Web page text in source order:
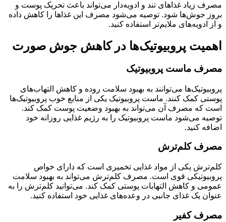
مصرف زیاد غذاهای تند و ادویه‌دار می‌تواند باعث تحریک پوست و
بروز جوش‌ها شود. توصیه می‌شود مصرف این غذاها را کاهش داده
و از ادویه‌های ملایم‌تر استفاده کنید.
اهمیت پروبیوتیک‌ها در کاهش جوش صورت
مصرف ماست پروبیوتیک
پروبیوتیک‌ها می‌توانند به بهبود سلامت روده و کاهش التهاب‌های
پوستی کمک کنند. ماست پروبیوتیک یکی از منابع خوب پروبیوتیک‌ها
است که مصرف آن می‌تواند به بهبود وضعیت پوست کمک کند.
توصیه می‌شود ماست پروبیوتیک را به رژیم غذایی روزانه خود
اضافه کنید.
مصرف کلم‌ترش
کلم‌ترش یکی از مواد غذایی تخمیری است که دارای خواص
پروبیوتیکی قوی است. مصرف کلم‌ترش می‌تواند به بهبود سلامت
عمومی و کاهش التهابات پوستی کمک کند. می‌توانید کلم‌ترش را به
عنوان یک غذای جانبی در وعده‌های غذایی خود استفاده کنید.
مصرف کفیر